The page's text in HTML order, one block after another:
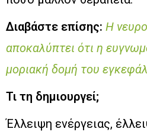
Διαβάστε επίσης: Η
αποκαλύπτει ότι η
μοριακή δομή του
Τι τη δημιουργεί;
Έλλειψη ενέργειας,